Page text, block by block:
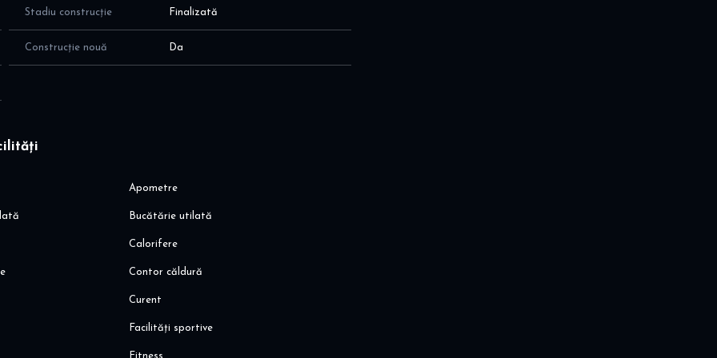
Schuco; Ascensoare Otis (2 pe fiecare tronson)
TV si internet
Stadiu construcție Finalizată
Construcție nouă Da
Apometre
Bucătărie utilată
Calorifere
Contor căldură
Curent
Facilități sportive